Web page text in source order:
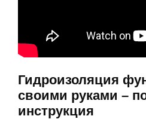
Гидроизоляция
своими руками –
инструкция